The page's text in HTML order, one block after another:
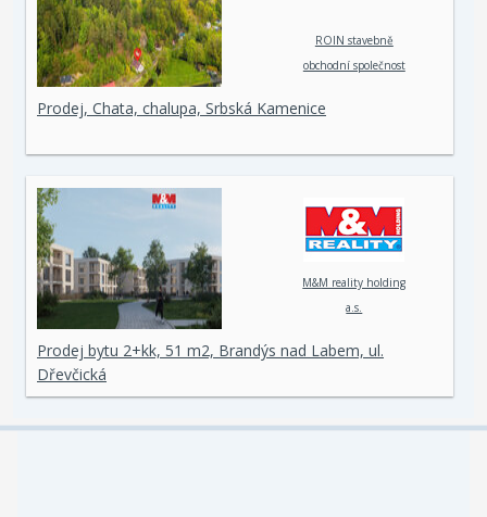
ROIN stavebně
obchodní společnost
Prodej, Chata, chalupa, Srbská Kamenice
M&M reality holding
a.s.
Prodej bytu 2+kk, 51 m2, Brandýs nad Labem, ul.
Dřevčická